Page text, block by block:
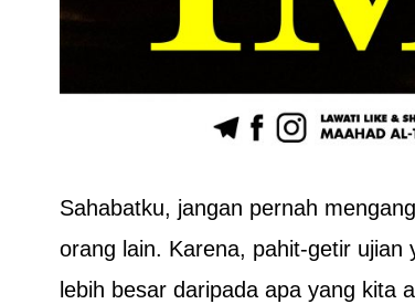
Sahabatku, jangan pernah
orang lain. Karena, pahit-getir ujian
lebih besar daripada apa yang kita